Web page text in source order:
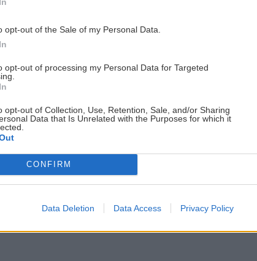
opt-out of the Sale of my Personal Data.
opt-out of processing my Personal Data for Targeted
opt-out of Collection, Use, Retention, Sale, and/or Sharing
Data that Is Unrelated with the Purposes for which it
CONFIRM
Data Deletion Data Access Privacy Policy
Εξαρθρώθηκε τεράστιο δίκτυο
από 24 εκατ. ευρώ κέρδη
21:53
ΥΓΕΙΑ
Αυτά τα φρούτα επιλέγουν 4
του σακχάρου
Πλύσιμο των ποδιών με αλάτι και
Μαραντόνα: Σε
δημοπρασία η
μπάλα που
άγγιξε το «χέρι
του Θεού»
Γιώργος